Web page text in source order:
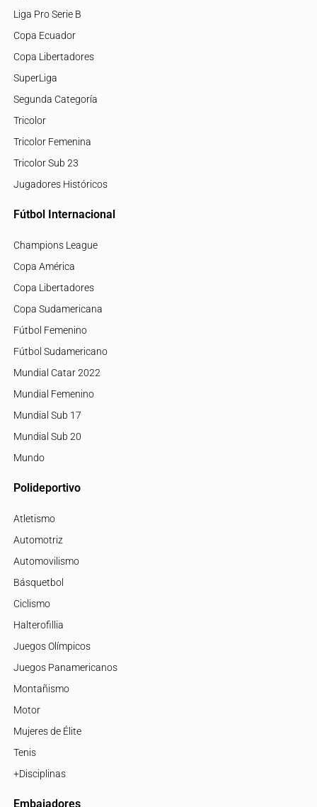
Liga Pro Serie B
Copa Ecuador
Copa Libertadores
SuperLiga
Segunda Categoría
Tricolor
Tricolor Femenina
Tricolor Sub 23
Jugadores Históricos
Fútbol Internacional
Champions League
Copa América
Copa Libertadores
Copa Sudamericana
Fútbol Femenino
Fútbol Sudamericano
Mundial Catar 2022
Mundial Femenino
Mundial Sub 17
Mundial Sub 20
Mundo
Polideportivo
Atletismo
Automotriz
Automovilismo
Básquetbol
Ciclismo
Halterofillia
Juegos Olímpicos
Juegos Panamericanos
Montañismo
Motor
Mujeres de Élite
Tenis
+Disciplinas
Embajadores